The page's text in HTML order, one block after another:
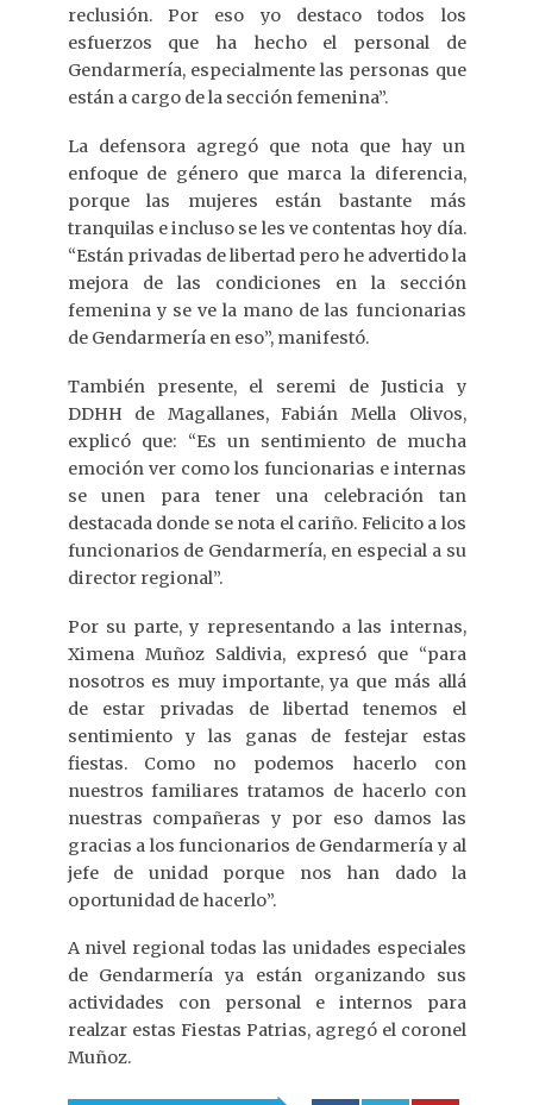
reclusión. Por eso yo destaco todos los
esfuerzos que ha hecho el personal de
Gendarmería, especialmente las personas que
están a cargo de la sección femenina”.
La defensora agregó que nota que hay un
enfoque de género que marca la diferencia,
porque las mujeres están bastante más
tranquilas e incluso se les ve contentas hoy día.
“Están privadas de libertad pero he advertido la
mejora de las condiciones en la sección
femenina y se ve la mano de las funcionarias
de Gendarmería en eso”, manifestó.
También presente, el seremi de Justicia y
DDHH de Magallanes, Fabián Mella Olivos,
explicó que: “Es un sentimiento de mucha
emoción ver como los funcionarias e internas
se unen para tener una celebración tan
destacada donde se nota el cariño. Felicito a los
funcionarios de Gendarmería, en especial a su
director regional”.
Por su parte, y representando a las internas,
Ximena Muñoz Saldivia, expresó que “para
nosotros es muy importante, ya que más allá
de estar privadas de libertad tenemos el
sentimiento y las ganas de festejar estas
fiestas. Como no podemos hacerlo con
nuestros familiares tratamos de hacerlo con
nuestras compañeras y por eso damos las
gracias a los funcionarios de Gendarmería y al
jefe de unidad porque nos han dado la
oportunidad de hacerlo”.
A nivel regional todas las unidades especiales
de Gendarmería ya están organizando sus
actividades con personal e internos para
realzar estas Fiestas Patrias, agregó el coronel
Muñoz.